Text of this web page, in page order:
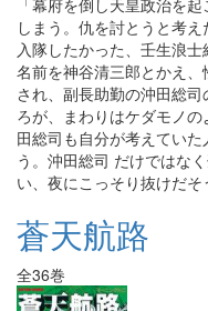
「幕府を倒し天皇政治を
しまう。仇を討とうと考
入隊したかった、壬生浪士
名前を神谷清三郎とかえ
され、副長助勤の沖田総
ろが、まわりはケダモノ
田総司も自分が考えてい
う。沖田総司 だけではな
い、夜にこっそり抜けだ
蒼天航路
全36巻